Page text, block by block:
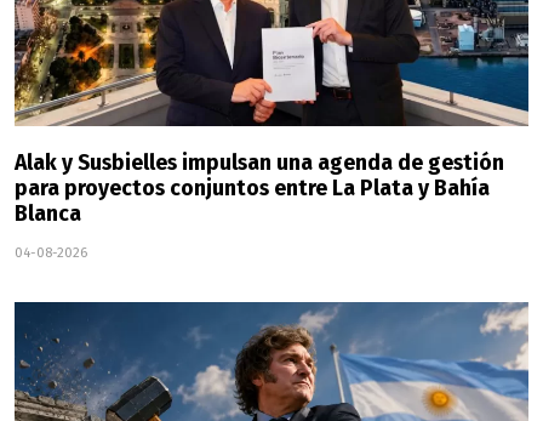
Alak y Susbielles impulsan una agenda de gestión
para proyectos conjuntos entre La Plata y Bahía
Blanca
04-08-2026